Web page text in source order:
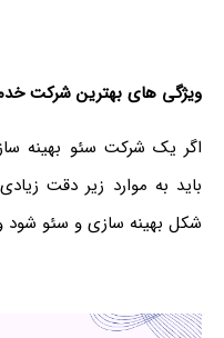
ویژگی های بهترین شرکت
اگر یک شرکت سئو بهینه
باید به موارد زیر دقت
شکل بهینه سازی و سئو شود